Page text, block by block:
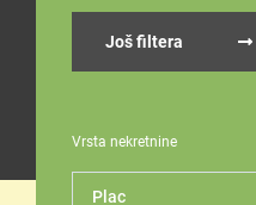
Još filtera
Vrsta nekretnine